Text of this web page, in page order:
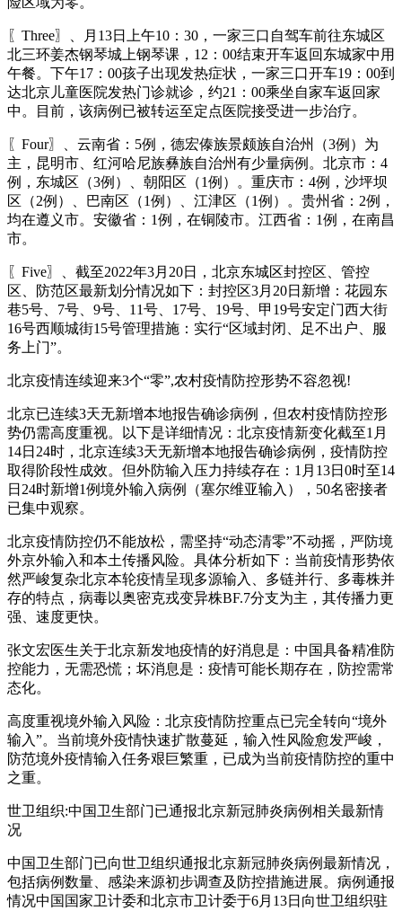
〖Three〗、月13日上午10：30，一家三口自驾车前往东城区
北三环姜杰钢琴城上钢琴课，12：00结束开车返回东城家中用
午餐。下午17：00孩子出现发热症状，一家三口开车19：00到
达北京儿童医院发热门诊就诊，约21：00乘坐自家车返回家
中。目前，该病例已被转运至定点医院接受进一步治疗。
〖Four〗、云南省：5例，德宏傣族景颇族自治州（3例）为
主，昆明市、红河哈尼族彝族自治州有少量病例。北京市：4
例，东城区（3例）、朝阳区（1例）。重庆市：4例，沙坪坝
区（2例）、巴南区（1例）、江津区（1例）。贵州省：2例，
均在遵义市。安徽省：1例，在铜陵市。江西省：1例，在南昌
市。
〖Five〗、截至2022年3月20日，北京东城区封控区、管控
区、防范区最新划分情况如下：封控区3月20日新增：花园东
巷5号、7号、9号、11号、17号、19号、甲19号安定门西大街
16号西顺城街15号管理措施：实行“区域封闭、足不出户、服
务上门”。
北京疫情连续迎来3个“零”,农村疫情防控形势不容忽视!
北京已连续3天无新增本地报告确诊病例，但农村疫情防控形
势仍需高度重视。以下是详细情况：北京疫情新变化截至1月
14日24时，北京连续3天无新增本地报告确诊病例，疫情防控
取得阶段性成效。但外防输入压力持续存在：1月13日0时至14
日24时新增1例境外输入病例（塞尔维亚输入），50名密接者
已集中观察。
北京疫情防控仍不能放松，需坚持“动态清零”不动摇，严防境
外京外输入和本土传播风险。具体分析如下：当前疫情形势依
然严峻复杂北京本轮疫情呈现多源输入、多链并行、多毒株并
存的特点，病毒以奥密克戎变异株BF.7分支为主，其传播力更
强、速度更快。
张文宏医生关于北京新发地疫情的好消息是：中国具备精准防
控能力，无需恐慌；坏消息是：疫情可能长期存在，防控需常
态化。
高度重视境外输入风险：北京疫情防控重点已完全转向“境外
输入”。当前境外疫情快速扩散蔓延，输入性风险愈发严峻，
防范境外疫情输入任务艰巨繁重，已成为当前疫情防控的重中
之重。
世卫组织:中国卫生部门已通报北京新冠肺炎病例相关最新情
况
中国卫生部门已向世卫组织通报北京新冠肺炎病例最新情况，
包括病例数量、感染来源初步调查及防控措施进展。病例通报
情况中国国家卫计委和北京市卫计委于6月13日向世卫组织驻